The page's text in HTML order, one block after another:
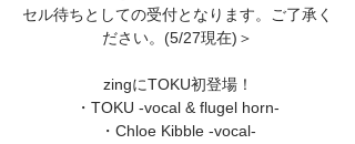
セル待ちとしての受付となります。ご了承く
ださい。(5/27現在)＞
zingにTOKU初登場！
・TOKU -vocal & flugel horn-
・Chloe Kibble -vocal-